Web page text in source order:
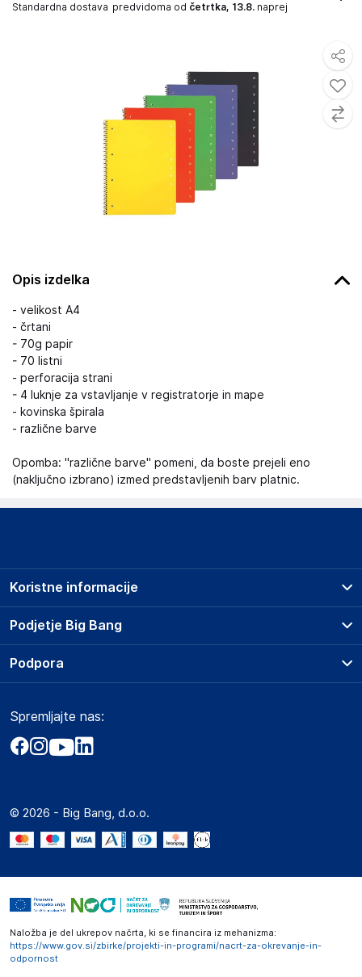
Opis izdelka
- velikost A4
- črtani
- 70g papir
- 70 listni
- perforacija strani
- 4 luknje za vstavljanje v registratorje in mape
- kovinska špirala
- različne barve
Opomba: "različne barve" pomeni, da boste prejeli eno
(naključno izbrano) izmed predstavljenih barv platnic.
Standardna dostava predvidoma od četrtka, 13.8. naprej
Podjetje Big Bang
O podjetju
Obvestila za javnost
Akt o digitalnih storitvah
Marketplace za partnerje
Novosti
Koristne informacije
Prodajna mesta
Storitve
Dostava, vnos in odvoz
Zavarovanje izdelkov
Podpora
Marketplace
Kako oddati naročilo?
Spremljajte nas:
© 2026 - Big Bang, d.o.o.
Naložba je del ukrepov načrta, ki se financira iz mehanizma:
https://www.gov.si/zbirke/projekti-in-programi/nacrt-za-okrevanje-in-
odpornost